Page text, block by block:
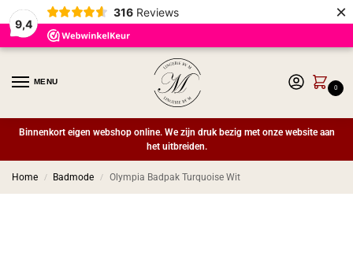
9,4
316 Reviews ×
MENU
0
Binnenkort eigen webshop online. We zijn druk bezig met onze website aan
het uitbreiden.
Home / Badmode / Olympia Badpak Turquoise Wit